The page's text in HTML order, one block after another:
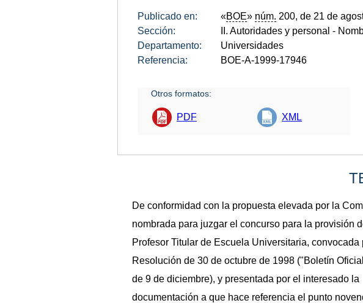
Publicado en: «BOE» núm. 200, de 21 de
Sección:
II. Autoridades y personal -
Departamento:
Universidades
Referencia:
BOE-A-1999-17946
Otros formatos:
PDF XML
De conformidad con la propuesta elevada por la
nombrada para juzgar el concurso para la provisión
Profesor Titular de Escuela Universitaria, convocada
Resolución de 30 de octubre de 1998 ("Boletín
de 9 de diciembre), y presentada por el interesado la
documentación a que hace referencia el punto